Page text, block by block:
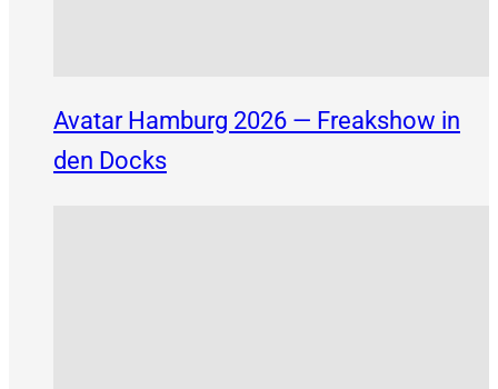
Avatar Hamburg 2026 — Freakshow in
den Docks